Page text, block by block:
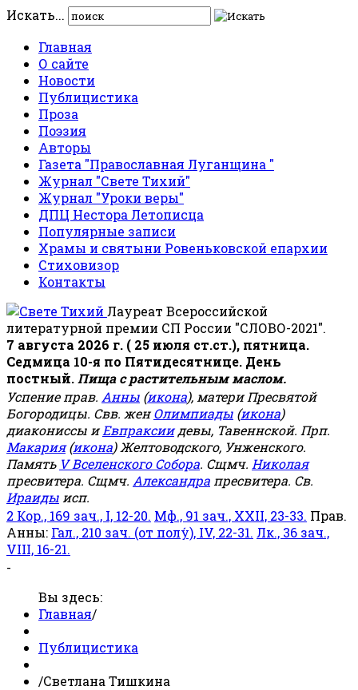
Искать...
Главная
О сайте
Новости
Публицистика
Проза
Поэзия
Авторы
Газета "Православная Луганщина "
Журнал "Свете Тихий"
Журнал "Уроки веры"
ДПЦ Нестора Летописца
Популярные записи
Храмы и святыни Ровеньковской епархии
Стиховизор
Контакты
Лауреат Всероссийской
литературной премии СП России "СЛОВО-2021".
7 августа 2026 г. ( 25 июля ст.ст.), пятница.
Седмица 10-я по Пятидесятнице. День
постный. Пища с растительным маслом.
Успение прав. Анны (икона), матери Пресвятой
Богородицы. Свв. женОлимпиады (икона)
диакониссы иЕвпраксиидевы, Тавеннской. Прп.
Макария(икона) Желтоводского, Унженского.
Память V Вселенского Собора. Сщмч. Николая
пресвитера. Сщмч. Александра пресвитера. Св.
Ираиды исп.
2 Кор., 169 зач., I, 12-20. Мф., 91 зач., XXII, 23-33. Прав.
Анны: Гал., 210 зач. (от полу́), IV, 22-31. Лк., 36 зач.,
VIII, 16-21.
-
Вы здесь:
Главная/
Публицистика
/Светлана Тишкина